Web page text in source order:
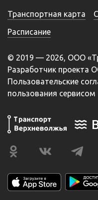
Транспортная карта
Расписание
© 2019 — 2026, ООО
Разработчик проекта
Пользовательские
пользования сервисом